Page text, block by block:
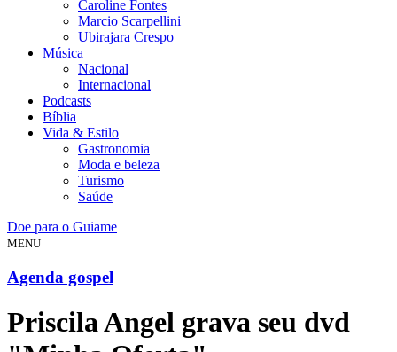
Caroline Fontes
Marcio Scarpellini
Ubirajara Crespo
Música
Nacional
Internacional
Podcasts
Bíblia
Vida & Estilo
Gastronomia
Moda e beleza
Turismo
Saúde
Doe para o Guiame
MENU
Agenda gospel
Priscila Angel grava seu dvd